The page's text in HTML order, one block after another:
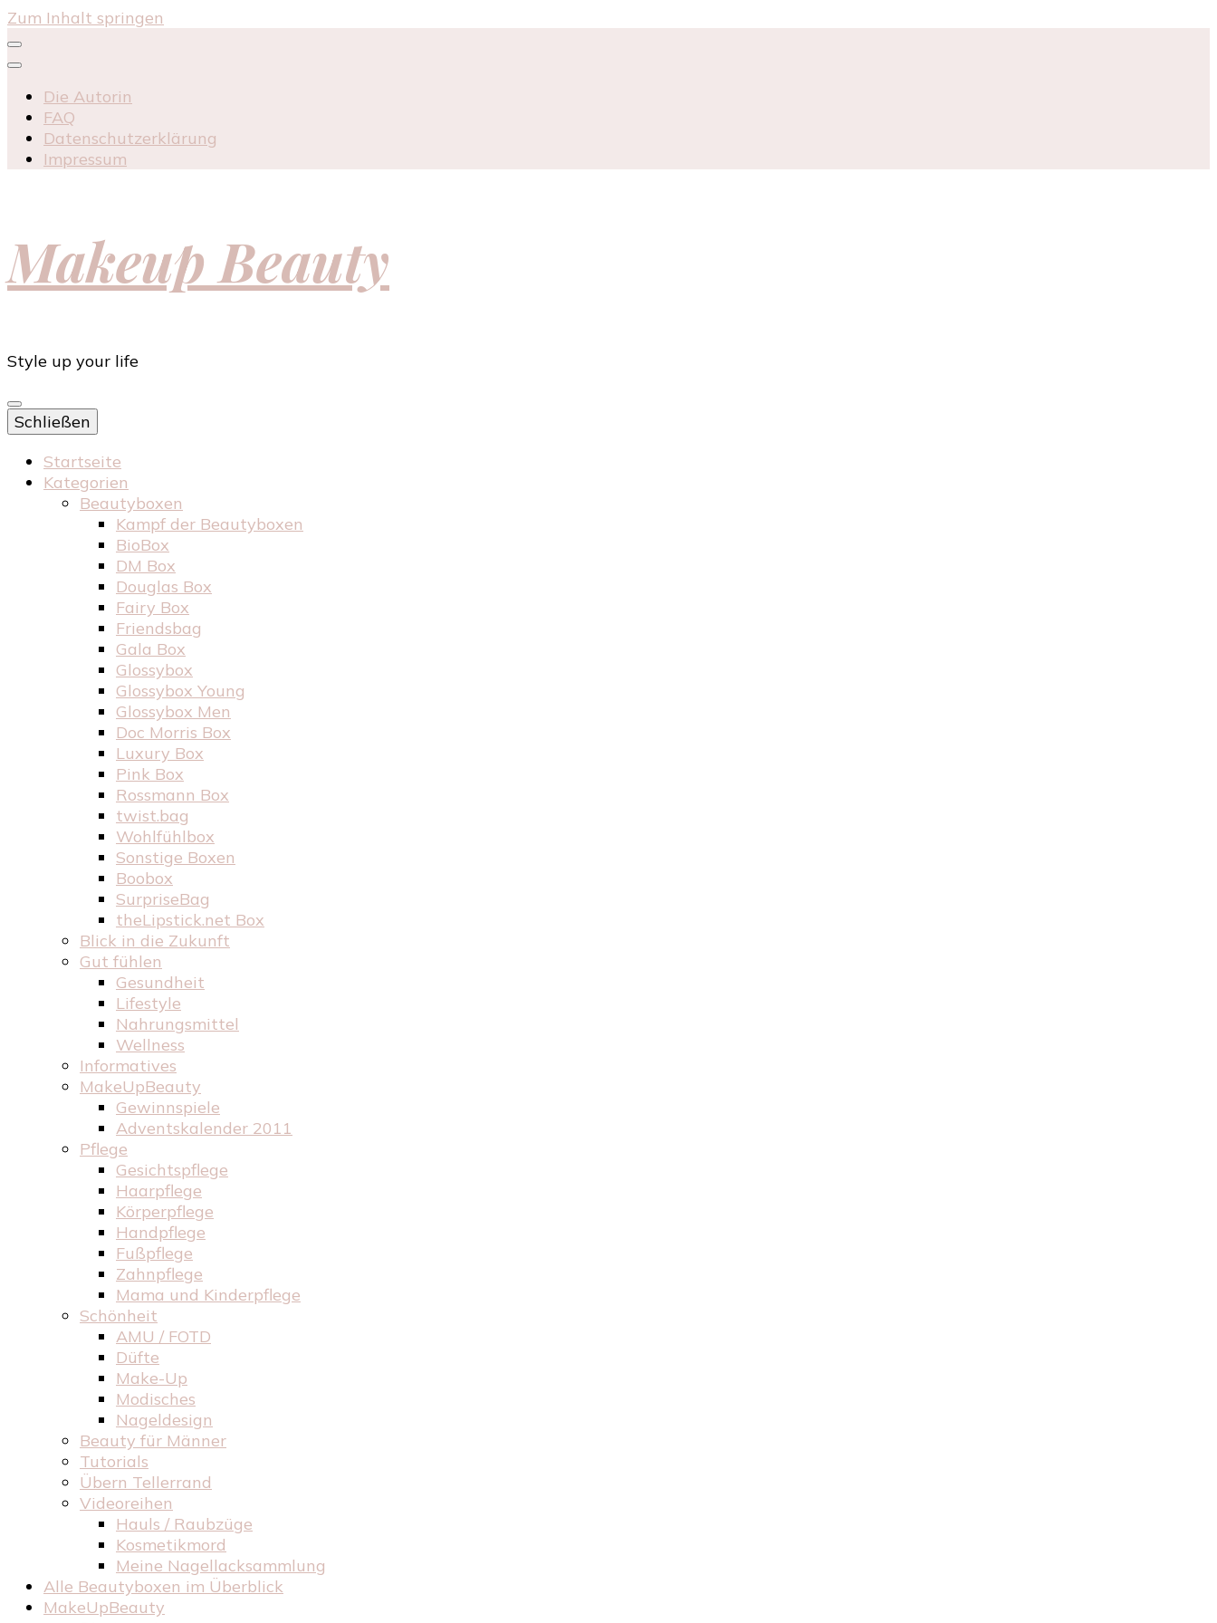
Zum Inhalt springen
Die Autorin
FAQ
Datenschutzerklärung
Impressum
Makeup Beauty
Style up your life
Schließen
Startseite
Kategorien
Beautyboxen
Kampf der Beautyboxen
BioBox
DM Box
Douglas Box
Fairy Box
Friendsbag
Gala Box
Glossybox
Glossybox Young
Glossybox Men
Doc Morris Box
Luxury Box
Pink Box
Rossmann Box
twist.bag
Wohlfühlbox
Sonstige Boxen
Boobox
SurpriseBag
theLipstick.net Box
Blick in die Zukunft
Gut fühlen
Gesundheit
Lifestyle
Nahrungsmittel
Wellness
Informatives
MakeUpBeauty
Gewinnspiele
Adventskalender 2011
Pflege
Gesichtspflege
Haarpflege
Körperpflege
Handpflege
Fußpflege
Zahnpflege
Mama und Kinderpflege
Schönheit
AMU / FOTD
Düfte
Make-Up
Modisches
Nageldesign
Beauty für Männer
Tutorials
Übern Tellerrand
Videoreihen
Hauls / Raubzüge
Kosmetikmord
Meine Nagellacksammlung
Alle Beautyboxen im Überblick
MakeUpBeauty